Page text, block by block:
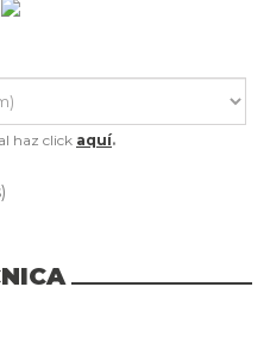
haz click aquí.